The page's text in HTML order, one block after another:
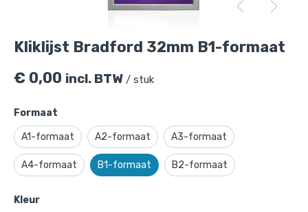
Kliklijst Bradford 32mm B1-formaat
€ 0,00 incl. BTW / stuk
Formaat
A1-formaat A2-formaat A3-formaat
A4-formaat B1-formaat B2-formaat
Kleur